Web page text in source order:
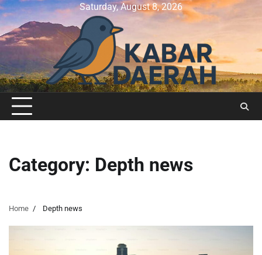
Skip
to
content
Saturday, August 8, 2026
Category: Depth news
Home Depth news